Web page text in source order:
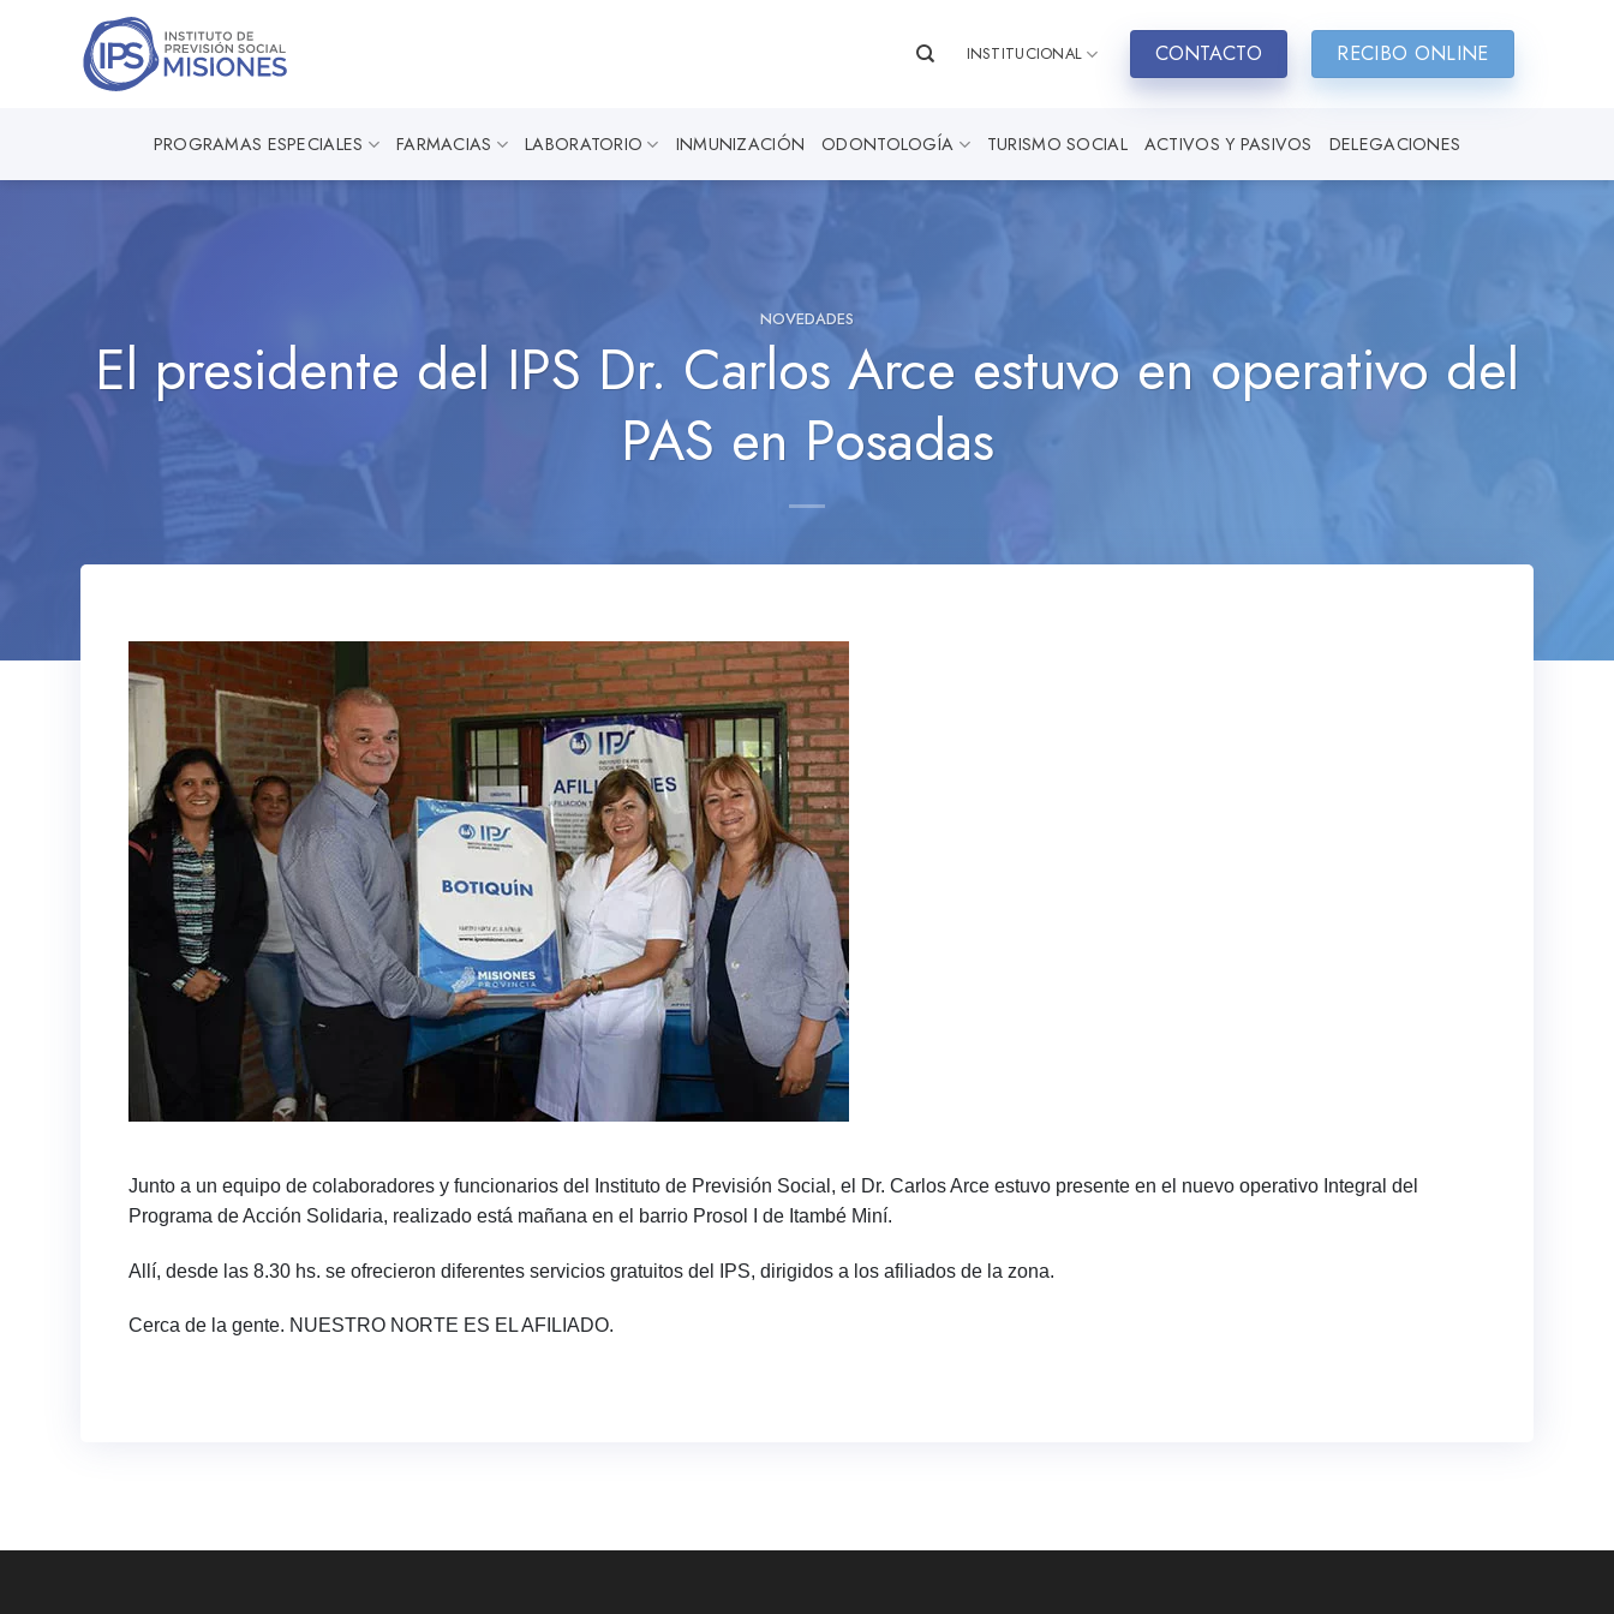
INSTITUCIONAL CONTACTO RECIBO ONLINE
PROGRAMAS ESPECIALES FARMACIAS LABORATORIO INMUNIZACIÓN ODONTOLOGÍA TURISMO SOCIAL ACTIVOS Y PASIVOS DELEGACIONES
NOVEDADES
El presidente del IPS Dr. Carlos Arce estuvo en operativo del
PAS en Posadas
Junto a un equipo de colaboradores y funcionarios del Instituto de Previsión Social, el Dr. Carlos Arce estuvo presente en el nuevo operativo Integral del
Programa de Acción Solidaria, realizado está mañana en el barrio Prosol I de Itambé Miní.
Allí, desde las 8.30 hs. se ofrecieron diferentes servicios gratuitos del IPS, dirigidos a los afiliados de la zona.
Cerca de la gente. NUESTRO NORTE ES EL AFILIADO.